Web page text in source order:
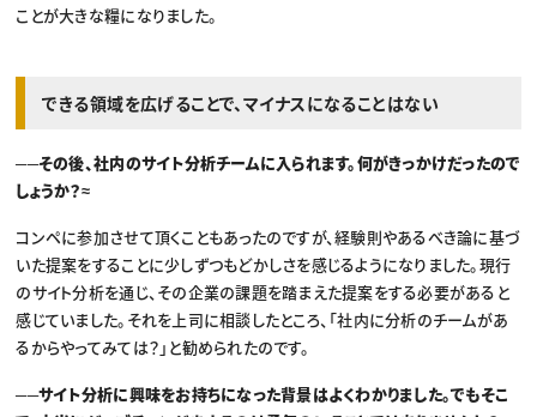
ことが大きな糧になりました。
できる領域を広げることで、マイナスになることはない
──その後、社内のサイト分析チームに入られます。何がきっかけだったので
しょうか？≈
コンペに参加させて頂くこともあったのですが、経験則やあるべき論に基づ
いた提案をすることに少しずつもどかしさを感じるようになりました。現行
のサイト分析を通じ、その企業の課題を踏まえた提案をする必要があると
感じていました。それを上司に相談したところ、「社内に分析のチームがあ
るからやってみては？」と勧められたのです。
──サイト分析に興味をお持ちになった背景はよくわかりました。でもそこ